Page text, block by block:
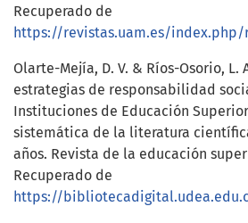
Recuperado de
https://revistas.uam.es/index.php/
Olarte-Mejía, D. V. & Ríos-Osorio, L.
estrategias de responsabilidad
Instituciones de Educación
sistemática de la literatura
años. Revista de la educación
Recuperado de
https://bibliotecadigital.udea.edu.co/bitstream/10495/29390/1/